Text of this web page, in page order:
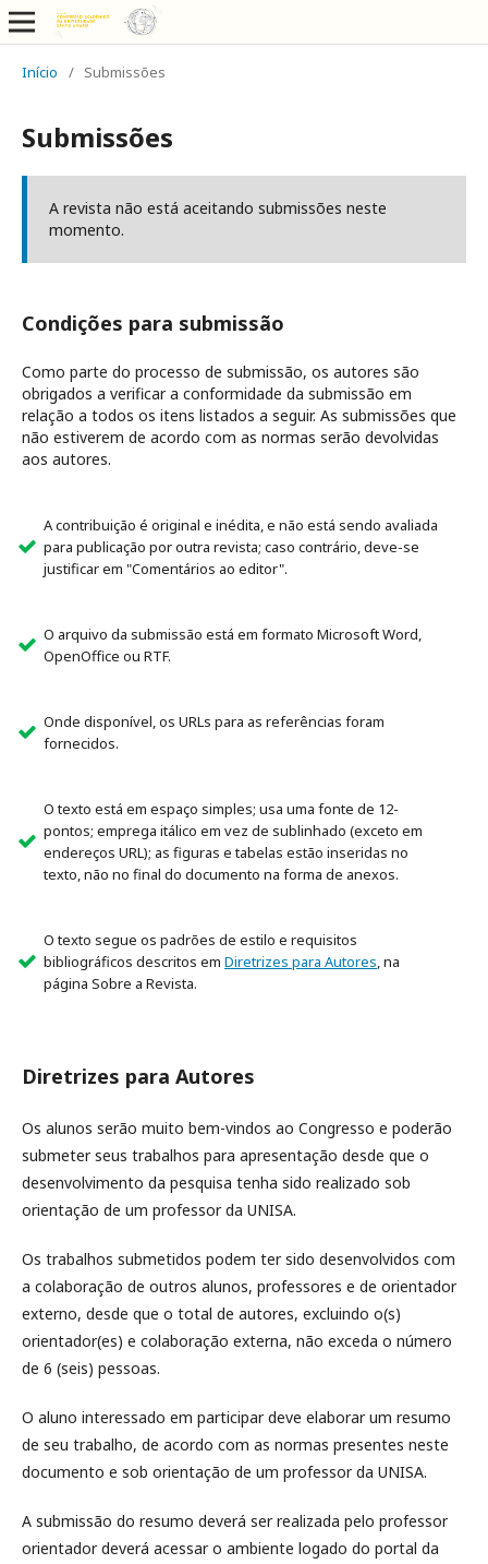
Início / Submissões
Submissões
A revista não está aceitando submissões neste
momento.
Condições para submissão
Como parte do processo de submissão, os autores são
obrigados a verificar a conformidade da submissão em
relação a todos os itens listados a seguir. As submissões que
não estiverem de acordo com as normas serão devolvidas
aos autores.
A contribuição é original e inédita, e não está sendo avaliada
para publicação por outra revista; caso contrário, deve-se
justificar em "Comentários ao editor".
O arquivo da submissão está em formato Microsoft Word,
OpenOffice ou RTF.
Onde disponível, os URLs para as referências foram
fornecidos.
O texto está em espaço simples; usa uma fonte de 12-
pontos; emprega itálico em vez de sublinhado (exceto em
endereços URL); as figuras e tabelas estão inseridas no
texto, não no final do documento na forma de anexos.
O texto segue os padrões de estilo e requisitos
bibliográficos descritos em Diretrizes para Autores, na
página Sobre a Revista.
Diretrizes para Autores
Os alunos serão muito bem-vindos ao Congresso e poderão
submeter seus trabalhos para apresentação desde que o
desenvolvimento da pesquisa tenha sido realizado sob
orientação de um professor da UNISA.
Os trabalhos submetidos podem ter sido desenvolvidos com
a colaboração de outros alunos, professores e de orientador
externo, desde que o total de autores, excluindo o(s)
orientador(es) e colaboração externa, não exceda o número
de 6 (seis) pessoas.
O aluno interessado em participar deve elaborar um resumo
de seu trabalho, de acordo com as normas presentes neste
documento e sob orientação de um professor da UNISA.
A submissão do resumo deverá ser realizada pelo professor
orientador deverá acessar o ambiente logado do portal da